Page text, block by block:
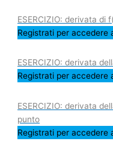
ESERCIZIO: derivata di
Registrati per accedere
ESERCIZIO: derivata
Registrati per accedere
ESERCIZIO: derivata
punto
Registrati per accedere